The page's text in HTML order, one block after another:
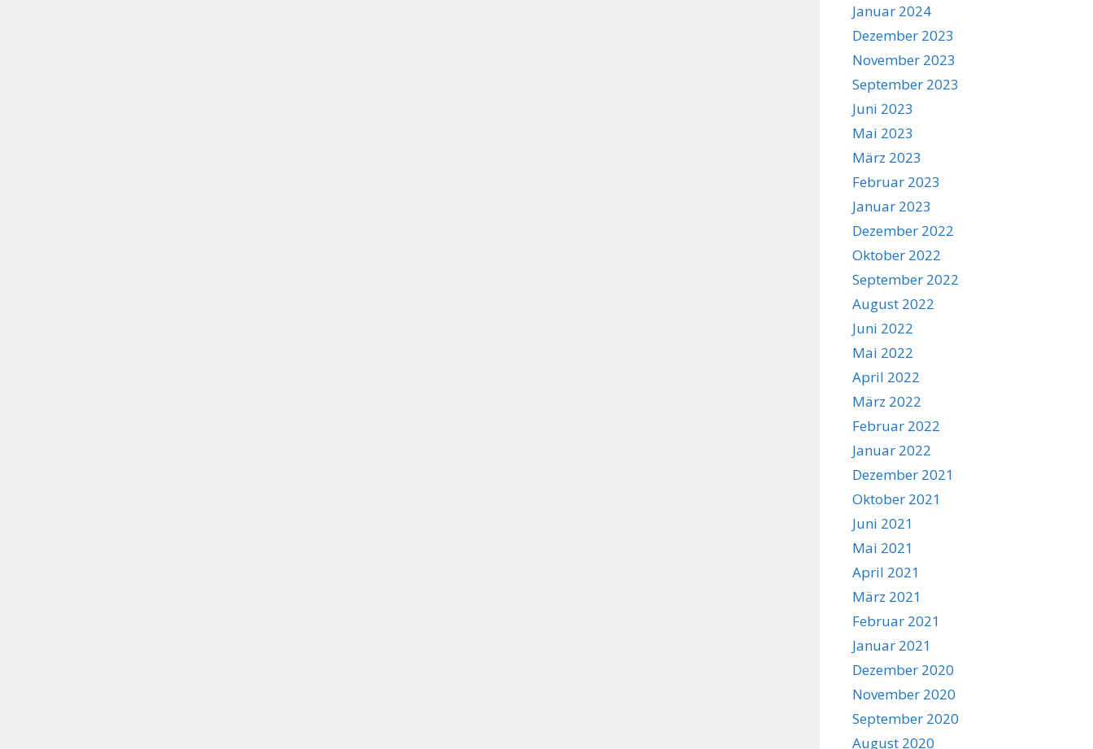
Januar 2024
Dezember 2023
November 2023
September 2023
Juni 2023
Mai 2023
März 2023
Februar 2023
Januar 2023
Dezember 2022
Oktober 2022
September 2022
August 2022
Juni 2022
Mai 2022
April 2022
März 2022
Februar 2022
Januar 2022
Dezember 2021
Oktober 2021
Juni 2021
Mai 2021
April 2021
März 2021
Februar 2021
Januar 2021
Dezember 2020
November 2020
September 2020
August 2020